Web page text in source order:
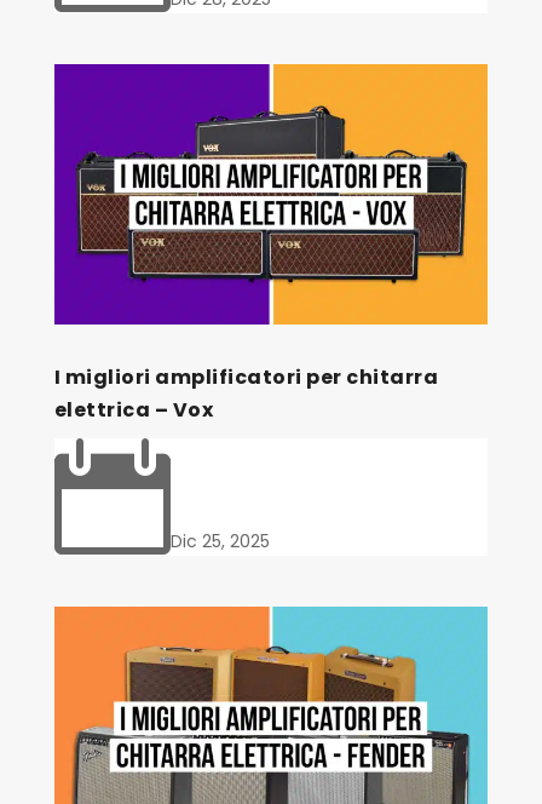
I migliori amplificatori per chitarra
elettrica – Vox
Dic 25, 2025